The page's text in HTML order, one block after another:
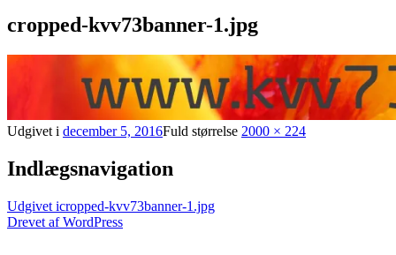
cropped-kvv73banner-1.jpg
Udgivet i december 5, 2016Fuld størrelse 2000 × 224
Indlægsnavigation
Udgivet icropped-kvv73banner-1.jpg
Drevet af WordPress